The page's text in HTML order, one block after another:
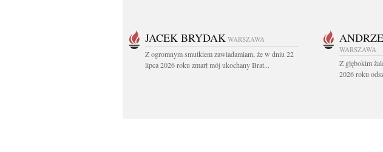
JACEK BRYDAK WARSZAWA
Z ogromnym smutkiem zawiadamiam, że w dniu 22
lipca 2026 roku zmarł mój ukochany Brat...
WARSZAWA
Z głębokim
2026 roku